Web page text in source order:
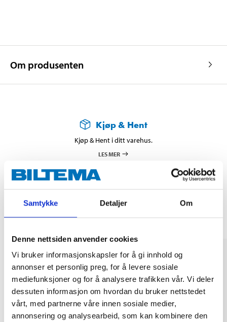
Samtykke Detaljer Om
Denne nettsiden anvender cookies
Vi bruker informasjonskapsler for å gi innhold og
annonser et personlig preg, for å levere sosiale
mediefunksjoner og for å analysere trafikken vår. Vi deler
dessuten informasjon om hvordan du bruker nettstedet
vårt, med partnerne våre innen sosiale medier,
annonsering og analysearbeid, som kan kombinere den
Om produsenten
Kjøp & Hent
Kjøp & Hent i ditt varehus.
LES MER
Andre kunder har også kjøpt